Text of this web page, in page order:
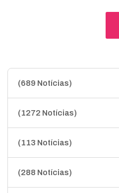
(689 Notícias)
(1272 Notícias)
(113 Notícias)
(288 Notícias)